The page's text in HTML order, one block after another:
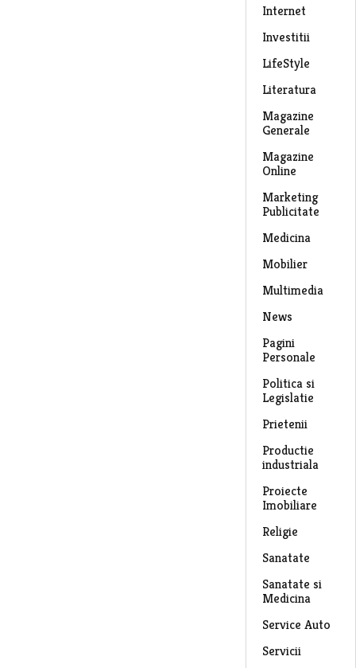
Internet
Investitii
LifeStyle
Literatura
Magazine
Generale
Magazine
Online
Marketing
Publicitate
Medicina
Mobilier
Multimedia
News
Pagini
Personale
Politica si
Legislatie
Prietenii
Productie
industriala
Proiecte
Imobiliare
Religie
Sanatate
Sanatate si
Medicina
Service Auto
Servicii